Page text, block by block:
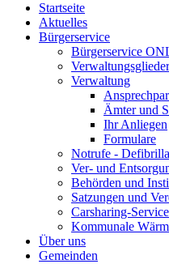
Startseite
Aktuelles
Bürgerservice
Bürgerservice
Verwaltung
Ämter und
Ihr Anliegen
Formulare
Notrufe -
Ver- und
Behörden und
Satzungen und
Carsharing-Service
Kommunale
Über uns
Gemeinden